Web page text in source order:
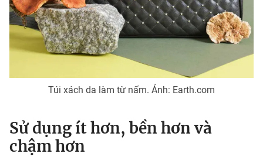
Túi xách da làm từ nấm. Ảnh: Earth.com
Sử dụng ít hơn, bền hơn và
chậm hơn